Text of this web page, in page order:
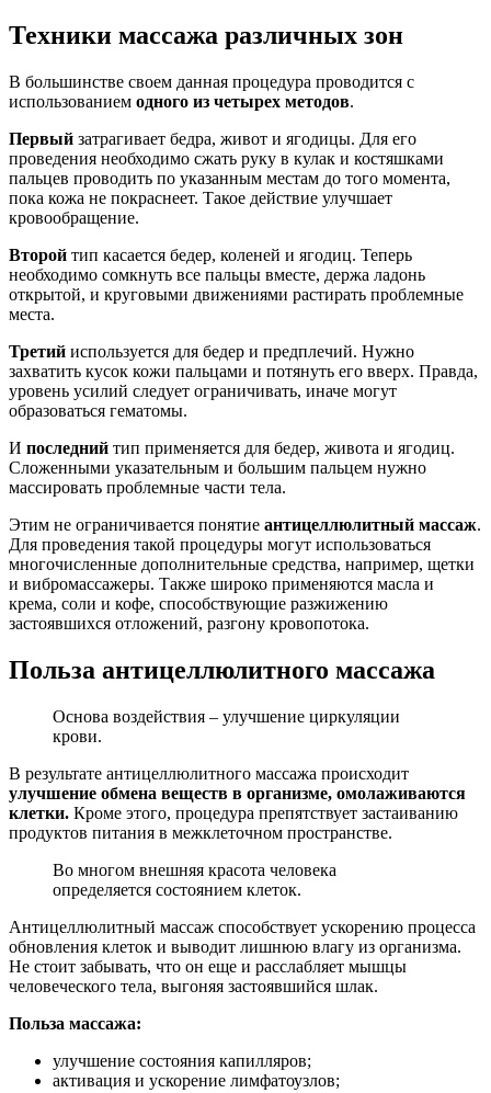
Техники массажа различных зон
В большинстве своем данная процедура проводится с
использованием одного из четырех методов.
Первый затрагивает бедра, живот и ягодицы. Для его
проведения необходимо сжать руку в кулак и костяшками
пальцев проводить по указанным местам до того момента,
пока кожа не покраснеет. Такое действие улучшает
кровообращение.
Второй тип касается бедер, коленей и ягодиц. Теперь
необходимо сомкнуть все пальцы вместе, держа ладонь
открытой, и круговыми движениями растирать проблемные
места.
Третий используется для бедер и предплечий. Нужно
захватить кусок кожи пальцами и потянуть его вверх. Правда,
уровень усилий следует ограничивать, иначе могут
образоваться гематомы.
И последний тип применяется для бедер, живота и ягодиц.
Сложенными указательным и большим пальцем нужно
массировать проблемные части тела.
Этим не ограничивается понятие антицеллюлитный массаж.
Для проведения такой процедуры могут использоваться
многочисленные дополнительные средства, например, щетки
и вибромассажеры. Также широко применяются масла и
крема, соли и кофе, способствующие разжижению
застоявшихся отложений, разгону кровопотока.
Польза антицеллюлитного массажа
Основа воздействия – улучшение циркуляции
крови.
В результате антицеллюлитного массажа происходит
улучшение обмена веществ в организме, омолаживаются
клетки. Кроме этого, процедура препятствует застаиванию
продуктов питания в межклеточном пространстве.
Во многом внешняя красота человека
определяется состоянием клеток.
Антицеллюлитный массаж способствует ускорению процесса
обновления клеток и выводит лишнюю влагу из организма.
Не стоит забывать, что он еще и расслабляет мышцы
человеческого тела, выгоняя застоявшийся шлак.
Польза массажа:
улучшение состояния капилляров;
активация и ускорение лимфатоузлов;